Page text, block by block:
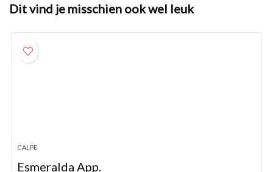
Dit vind je misschien ook wel leuk
CALPE
Esmeralda App.